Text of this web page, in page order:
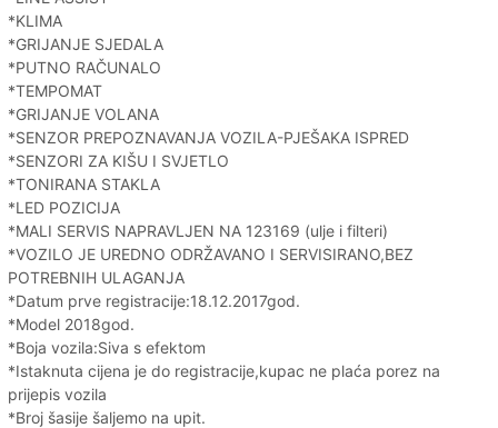
*KLIMA
*GRIJANJE SJEDALA
*PUTNO RAČUNALO
*TEMPOMAT
*GRIJANJE VOLANA
*SENZOR PREPOZNAVANJA VOZILA-PJEŠAKA ISPRED
*SENZORI ZA KIŠU I SVJETLO
*TONIRANA STAKLA
*LED POZICIJA
*MALI SERVIS NAPRAVLJEN NA 123169 (ulje i filteri)
*VOZILO JE UREDNO ODRŽAVANO I SERVISIRANO,BEZ
POTREBNIH ULAGANJA
*Datum prve registracije:18.12.2017god.
*Model 2018god.
*Boja vozila:Siva s efektom
*Istaknuta cijena je do registracije,kupac ne plaća porez na
prijepis vozila
*Broj šasije šaljemo na upit.